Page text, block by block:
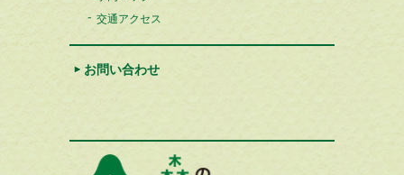
交通アクセス
お問い合わせ